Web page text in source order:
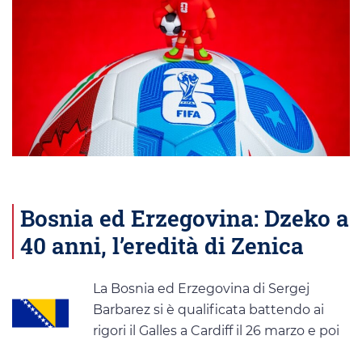
Bosnia ed Erzegovina: Dzeko a
40 anni, l’eredità di Zenica
La Bosnia ed Erzegovina di Sergej
Barbarez si è qualificata battendo ai
rigori il Galles a Cardiff il 26 marzo e poi